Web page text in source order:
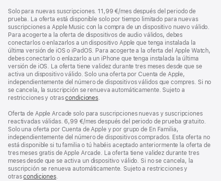
Solo para nuevas suscripciones. 11,99 €/mes después del periodo de
prueba. La oferta está disponible solo por tiempo limitado para nuevas
suscripciones a Apple Music con la compra de un dispositivo nuevo válido.
Para acogerte a la oferta de dispositivos de audio válidos, debes
conectarlos o enlazarlos a un dispositivo Apple que tenga instalada la
última versión de iOS o iPadOS. Para acogerte a la oferta del Apple Watch,
debes conectarlo o enlazarlo a un iPhone que tenga instalada la última
versión de iOS. La oferta tiene validez durante tres meses desde que se
activa un dispositivo válido. Solo una oferta por Cuenta de Apple,
independientemente del número de dispositivos válidos que compres. Si no
se cancela, la suscripción se renueva automáticamente. Sujeto a
restricciones y otrascondiciones.
Oferta de Apple Arcade solo para suscripciones nuevas y suscripciones
reactivadas válidas. 6,99 €/mes después del periodo de prueba gratuito.
Solo una oferta por Cuenta de Apple y por grupo de En Familia,
independientemente del número de dispositivos comprados. Esta oferta no
está disponible si tu familia o tú habéis aceptado anteriormente la oferta de
tres meses gratis de Apple Arcade. La oferta tiene validez durante tres
meses desde que se activa un dispositivo válido. Si no se cancela, la
suscripción se renueva automáticamente. Sujeto a restricciones y
otrascondiciones.